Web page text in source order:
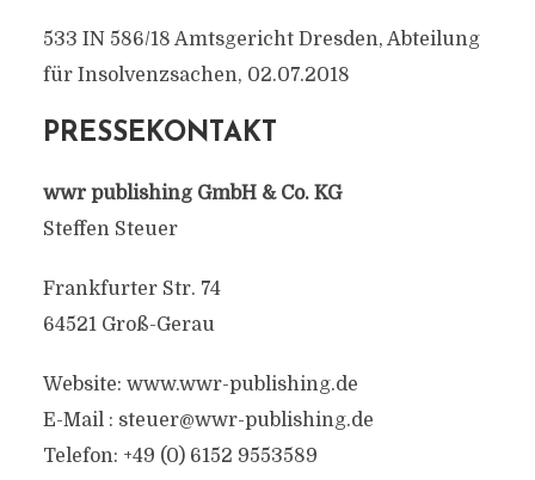
533 IN 586/18 Amtsgericht Dresden, Abteilung
für Insolvenzsachen, 02.07.2018
PRESSEKONTAKT
wwr publishing GmbH & Co. KG
Steffen Steuer
Frankfurter Str. 74
64521 Groß-Gerau
Website: www.wwr-publishing.de
E-Mail : steuer@wwr-publishing.de
Telefon: +49 (0) 6152 9553589